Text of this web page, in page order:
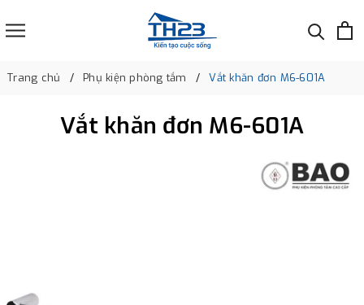
Trang chủ Phụ kiện phòng tắm Vắt khăn đơn M6-601A
Vắt khăn đơn M6-601A